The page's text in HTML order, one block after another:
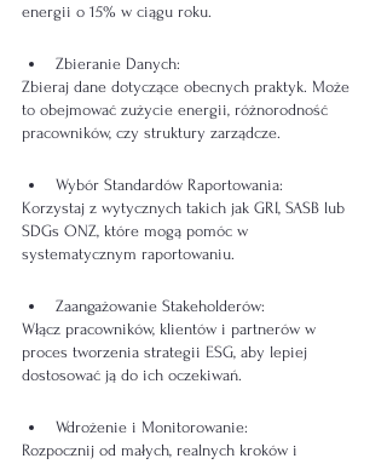
energii o 15% w ciągu roku.
Zbieranie Danych:
Zbieraj dane dotyczące obecnych praktyk. Może
to obejmować zużycie energii, różnorodność
pracowników, czy struktury zarządcze.
Wybór Standardów Raportowania:
Korzystaj z wytycznych takich jak GRI, SASB lub
SDGs ONZ, które mogą pomóc w
systematycznym raportowaniu.
Zaangażowanie Stakeholderów:
Włącz pracowników, klientów i partnerów w
proces tworzenia strategii ESG, aby lepiej
dostosować ją do ich oczekiwań.
Wdrożenie i Monitorowanie:
Rozpocznij od małych, realnych kroków i